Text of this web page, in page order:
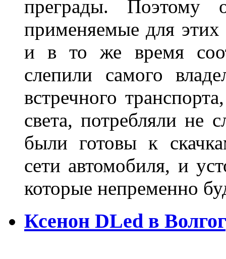
преграды. Поэтому
применяемые для
и в то же время
слепили самого
встречного
света, потребляли не
были готовы к
сети автомобиля, и
которые непременно
Ксенон DLed в